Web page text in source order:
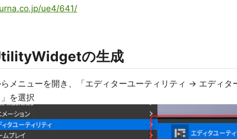
ue4/641/
の生成
メニューを開き、「エディターユーティリティ → エディタ
を選択